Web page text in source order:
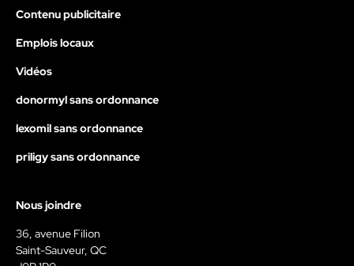
Contenu publicitaire
Emplois locaux
Vidéos
donormyl sans ordonnance
lexomil sans ordonnance
priligy sans ordonnance
Nous joindre
36, avenue Filion
Saint-Sauveur, QC